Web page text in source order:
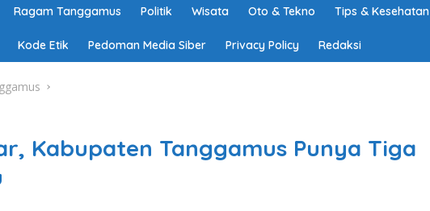
Ragam Tanggamus Politik Wisata Oto & Tekno Tips & Kesehatan
Kode Etik Pedoman Media Siber Privacy Policy Redaksi
Kabupaten Tanggamus Punya Tiga